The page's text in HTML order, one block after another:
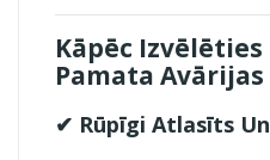
Kāpēc
Pamata
✔ Rūpīgi Atlasīts